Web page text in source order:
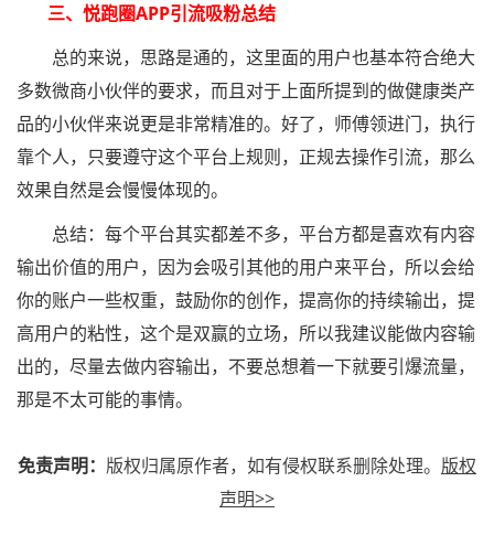
三、悦跑圈APP引流吸粉总结
总的来说，思路是通的，这里面的用户也基本符合绝大
多数微商小伙伴的要求，而且对于上面所提到的做健康类产
品的小伙伴来说更是非常精准的。好了，师傅领进门，执行
靠个人，只要遵守这个平台上规则，正规去操作引流，那么
效果自然是会慢慢体现的。
总结：每个平台其实都差不多，平台方都是喜欢有内容
输出价值的用户，因为会吸引其他的用户来平台，所以会给
你的账户一些权重，鼓励你的创作，提高你的持续输出，提
高用户的粘性，这个是双赢的立场，所以我建议能做内容输
出的，尽量去做内容输出，不要总想着一下就要引爆流量，
那是不太可能的事情。
免责声明： 版权归属原作者，如有侵权联系删除处理。 版权
声明>>